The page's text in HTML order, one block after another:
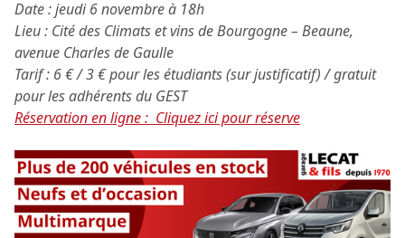
Date : jeudi 6 novembre à 18h
Lieu : Cité des Climats et vins de Bourgogne – Beaune,
avenue Charles de Gaulle
Tarif : 6 € / 3 € pour les étudiants (sur justificatif) / gratuit
pour les adhérents du GEST
Réservation en ligne : Cliquez ici pour réserve